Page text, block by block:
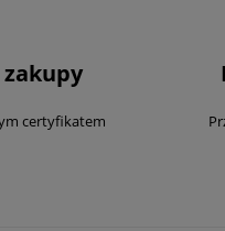
zakupy
certyfikatem